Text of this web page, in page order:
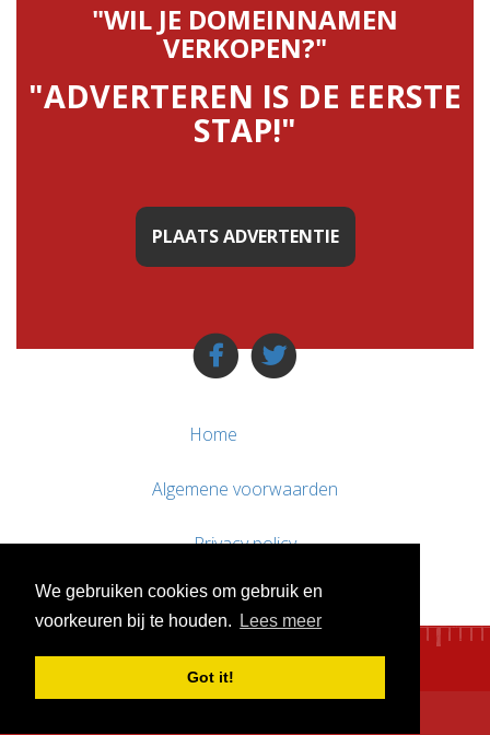
We gebruiken cookies om gebruik en
voorkeuren bij te houden.
Lees meer
Got it!
"WIL JE DOMEINNAMEN
VERKOPEN?"
"ADVERTEREN IS DE EERSTE
STAP!"
PLAATS ADVERTENTIE
Home
Algemene voorwaarden
Privacy policy
Contact / Support